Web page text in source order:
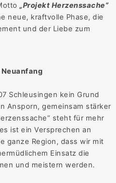
„Projekt Herzenssache“
neue, kraftvolle Phase, die
und der Liebe zum
Schleusingen kein Grund
Ansporn, gemeinsam stärker
steht für mehr
ist ein Versprechen an
ganze Region, dass wir mit
Einsatz die
und meistern werden.